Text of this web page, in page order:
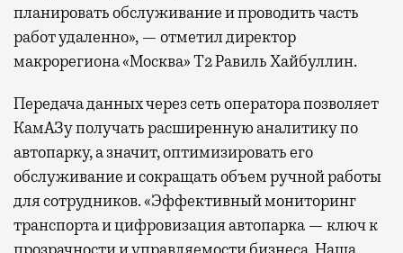
планировать обслуживание и проводить часть
работ удаленно», — отметил директор
макрорегиона «Москва» Т2 Равиль Хайбуллин.
Передача данных через сеть оператора позволяет
КамАЗу получать расширенную аналитику по
автопарку, а значит, оптимизировать его
обслуживание и сокращать объем ручной работы
для сотрудников. «Эффективный мониторинг
транспорта и цифровизация автопарка — ключ к